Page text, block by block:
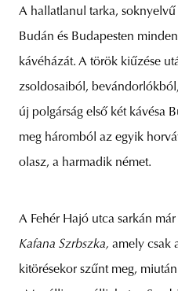
A hallatlanul tarka, soknyelvű
Budán és Budapesten
kávéházát. A török kiűzése
zsoldosaiból,
új polgárság első két kávésa
meg háromból az egyik
olasz, a harmadik német.
A Fehér Hajó utca sarkán
Kafana Szrbszka, amely csak
kitörésekor szűnt meg,